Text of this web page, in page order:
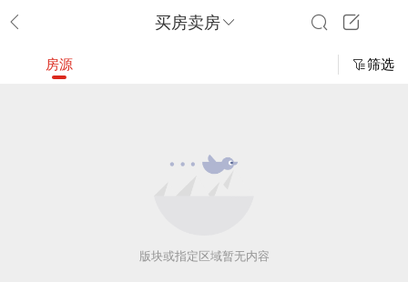
买房卖房
房源 筛选
版块或指定区域暂无内容